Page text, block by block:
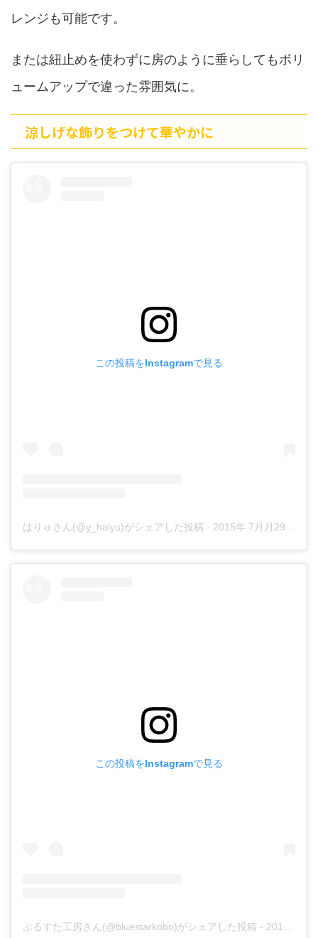
レンジも可能です。
または紐止めを使わずに房のように垂らしてもボリ
ュームアップで違った雰囲気に。
涼しげな飾りをつけて華やかに
この投稿をInstagramで見る
はりゅさん(@y_halyu)がシェアした投稿 - 2015年 7月月29日午前12時33分PDT
この投稿をInstagramで見る
ぶるすた工房さん(@bluestarkobo)がシェアした投稿 - 2018年 6月月30日午前1時12分PDT